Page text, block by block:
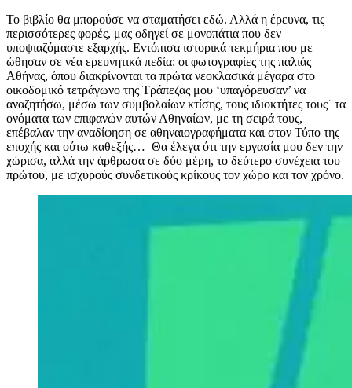
Το βιβλίο θα μπορούσε να σταματήσει εδώ. Αλλά η έρευνα, τις
περισσότερες φορές, μας οδηγεί σε μονοπάτια που δεν
υποψιαζόμαστε εξαρχής. Εντόπισα ιστορικά τεκμήρια που με
ώθησαν σε νέα ερευνητικά πεδία: οι φωτογραφίες της παλιάς
Αθήνας, όπου διακρίνονται τα πρώτα νεοκλασικά μέγαρα στο
οικοδομικό τετράγωνο της Τράπεζας μου ‘υπαγόρευσαν’ να
αναζητήσω, μέσω των συμβολαίων κτίσης, τους ιδιοκτήτες τους˙ τα
ονόματα των επιφανών αυτών Αθηναίων, με τη σειρά τους,
επέβαλαν την αναδίφηση σε αθηναιογραφήματα και στον Τύπο της
εποχής και ούτω καθεξής… Θα έλεγα ότι την εργασία μου δεν την
χώρισα, αλλά την άρθρωσα σε δύο μέρη, το δεύτερο συνέχεια του
πρώτου, με ισχυρούς συνδετικούς κρίκους τον χώρο και τον χρόνο.